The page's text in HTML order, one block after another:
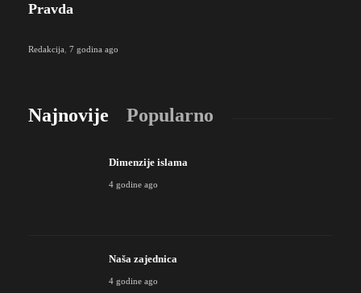
Pravda
Redakcija 7 godina ago
Najnovije Popularno
Dimenzije islama
4 godine ago
Naša zajednica
4 godine ago